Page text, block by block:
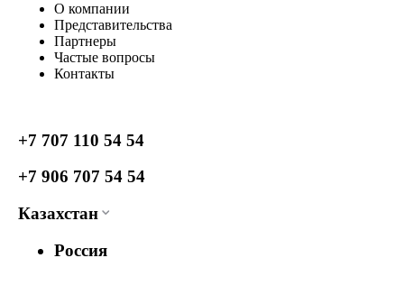
О компании
Представительства
Партнеры
Частые вопросы
Контакты
+7 707 110 54 54
+7 906 707 54 54
Казахстан
Россия